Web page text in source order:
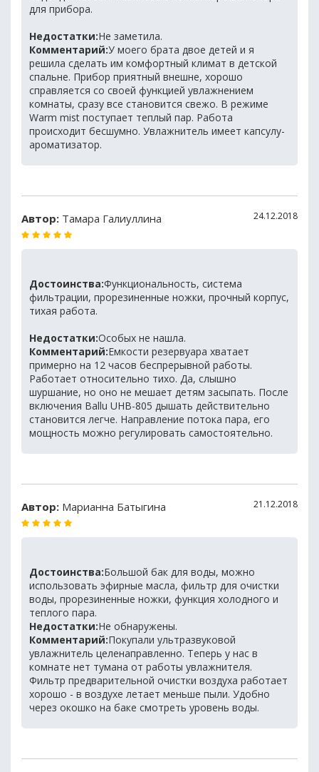
для прибора.
Недостатки:Не заметила.
Комментарий:У моего брата двое детей и я
решила сделать им комфортный климат в детской
спальне. Прибор приятный внешне, хорошо
справляется со своей функцией увлажнением
комнаты, сразу все становится свежо. В режиме
Warm mist поступает теплый пар. Работа
происходит бесшумно. Увлажнитель имеет капсулу-
ароматизатор.
Автор: Тамара Галиуллина 24.12.2018
Достоинства:Функциональность, система
фильтрации, прорезиненные ножки, прочный корпус,
тихая работа.
Недостатки:Особых не нашла.
Комментарий:Емкости резервуара хватает
примерно на 12 часов беспрерывной работы.
Работает относительно тихо. Да, слышно
шуршание, но оно не мешает детям засыпать. После
включения Ballu UHB-805 дышать действительно
становится легче. Направление потока пара, его
мощность можно регулировать самостоятельно.
Автор: Марианна Батыгина 21.12.2018
Достоинства:Большой бак для воды, можно
использовать эфирные масла, фильтр для очистки
воды, прорезиненные ножки, функция холодного и
теплого пара.
Недостатки:Не обнаружены.
Комментарий:Покупали ультразвуковой
увлажнитель целенаправленно. Теперь у нас в
комнате нет тумана от работы увлажнителя.
Фильтр предварительной очистки воздуха работает
хорошо - в воздухе летает меньше пыли. Удобно
через окошко на баке смотреть уровень воды.